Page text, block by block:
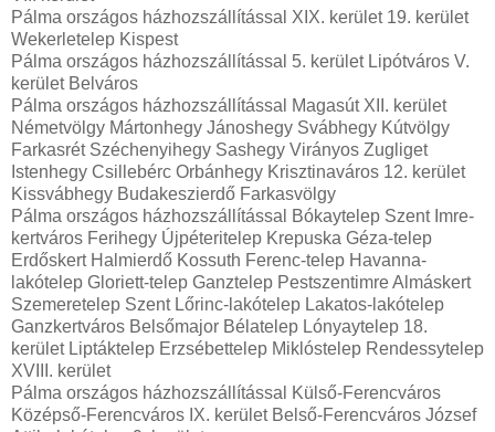
Pálma országos házhozszállítással XIX. kerület 19. kerület
Wekerletelep Kispest
Pálma országos házhozszállítással 5. kerület Lipótváros V.
kerület Belváros
Pálma országos házhozszállítással Magasút XII. kerület
Németvölgy Mártonhegy Jánoshegy Svábhegy Kútvölgy
Farkasrét Széchenyihegy Sashegy Virányos Zugliget
Istenhegy Csillebérc Orbánhegy Krisztinaváros 12. kerület
Kissvábhegy Budakeszierdő Farkasvölgy
Pálma országos házhozszállítással Bókaytelep Szent Imre-
kertváros Ferihegy Újpéteritelep Krepuska Géza-telep
Erdőskert Halmierdő Kossuth Ferenc-telep Havanna-
lakótelep Gloriett-telep Ganztelep Pestszentimre Almáskert
Szemeretelep Szent Lőrinc-lakótelep Lakatos-lakótelep
Ganzkertváros Belsőmajor Bélatelep Lónyaytelep 18.
kerület Liptáktelep Erzsébettelep Miklóstelep Rendessytelep
XVIII. kerület
Pálma országos házhozszállítással Külső-Ferencváros
Középső-Ferencváros IX. kerület Belső-Ferencváros József